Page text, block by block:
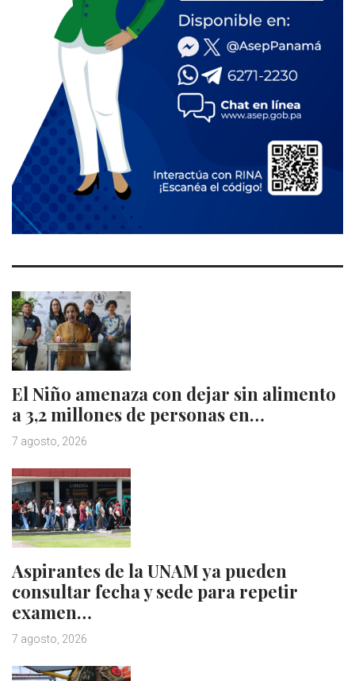
El Niño amenaza con dejar sin alimento
a 3,2 millones de personas en…
7 agosto, 2026
Aspirantes de la UNAM ya pueden
consultar fecha y sede para repetir
examen…
7 agosto, 2026